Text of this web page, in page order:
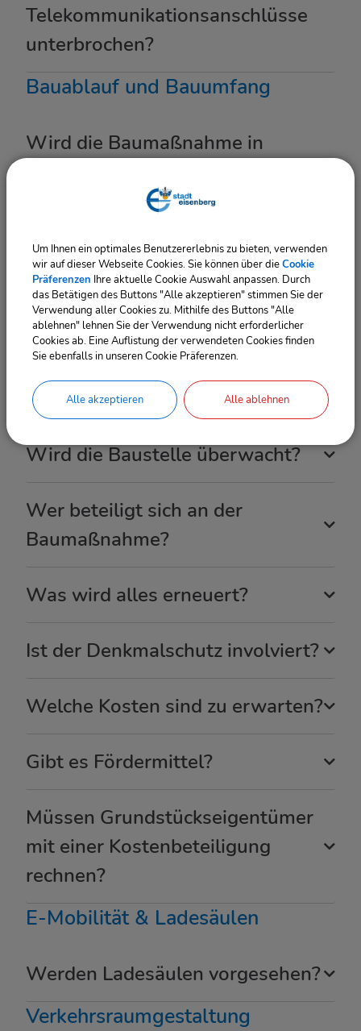
Telekommunikationsanschlüsse
unterbrochen?
Bauablauf und Bauumfang
Wird die Baumaßnahme in
durchgeführt?
Warum werden die Straßen
Ziegelgasse/Tannecker Gasse
nicht gleich mit saniert?
gebaut?
Wird die Baustelle überwacht?
Wer beteiligt sich an der
Baumaßnahme?
Was wird alles erneuert?
Ist der Denkmalschutz involviert?
Welche Kosten sind zu erwarten?
Gibt es Fördermittel?
Müssen Grundstückseigentümer
mit einer Kostenbeteiligung
rechnen?
E-Mobilität & Ladesäulen
Werden Ladesäulen vorgesehen?
Verkehrsraumgestaltung
Um Ihnen ein optimales Benutzererlebnis zu bieten, verwenden
wir auf dieser Webseite Cookies. Sie können über dieCookie
Präferenzen Ihre aktuelle Cookie Auswahl anpassen. Durch
das Betätigen des Buttons "Alle akzeptieren" stimmen Sie der
Verwendung aller Cookies zu. Mithilfe des Buttons "Alle
ablehnen" lehnen Sie der Verwendung nicht erforderlicher
Cookies ab. Eine Auflistung der verwendeten Cookies finden
Sie ebenfalls in unseren Cookie Präferenzen.
Alle akzeptieren Alle ablehnen